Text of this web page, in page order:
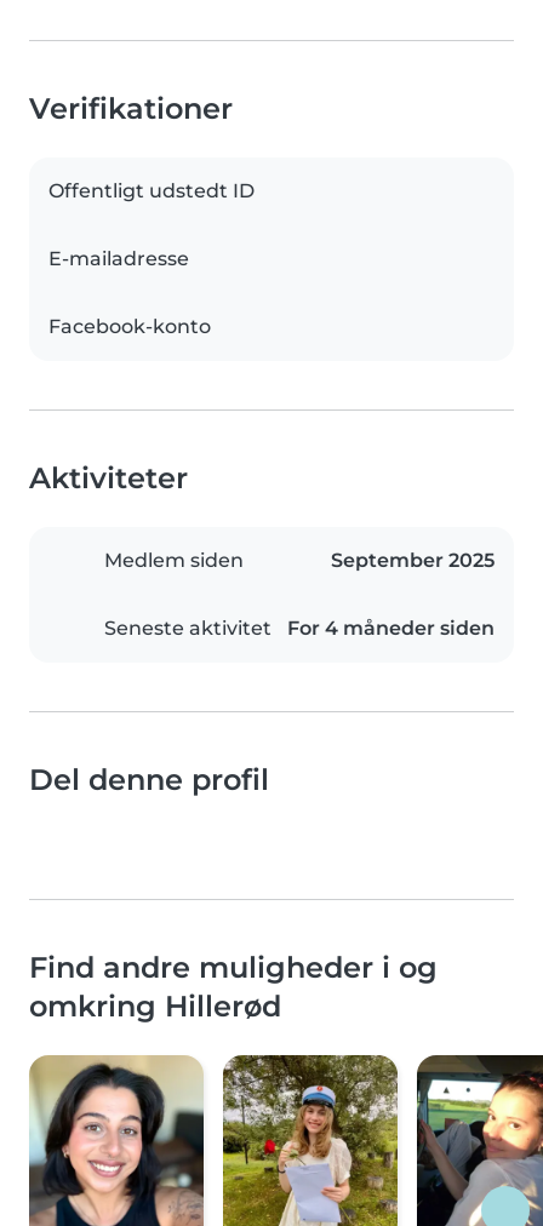
Verifikationer
Offentligt udstedt ID
E-mailadresse
Facebook-konto
Aktiviteter
Medlem siden September 2025
Seneste aktivitet For 4 måneder siden
Del denne profil
Find andre muligheder i og
omkring Hillerød